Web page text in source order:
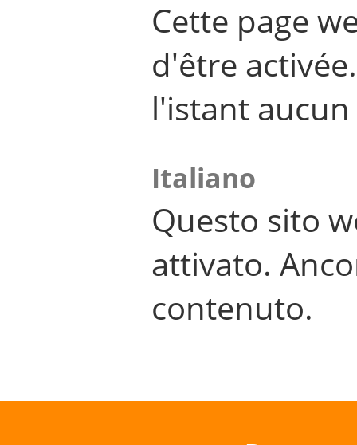
Cette page
d'être
l'istant
Italiano
Questo sito
attivato.
contenuto.